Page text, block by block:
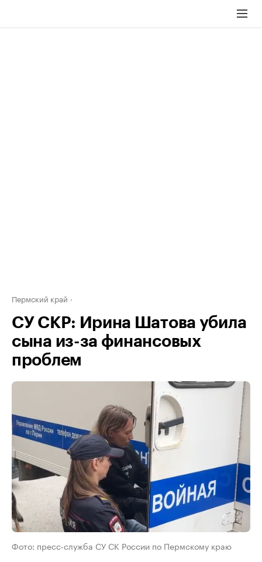
Пермский край
СУ СКР: Ирина Шатова убила
сына из-за финансовых
проблем
Фото: пресс-служба СУ СК России по Пермскому краю